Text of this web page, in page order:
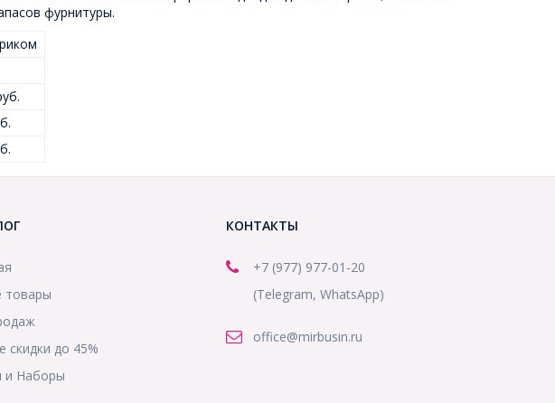
фурнитуры.
товары
скидки до 45%
и Наборы
КОНТАКТЫ
+7 (977) 977-01-20
(Telegram, WhatsApp)
office@mirbusin.ru